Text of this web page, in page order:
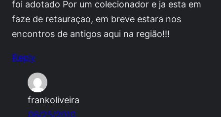
foi adotado Por um colecionador e ja esta em
faze de retauraçao, em breve estara nos
encontros de antigos aqui na região!!!
Reply
frankoliveira
06/25/2010